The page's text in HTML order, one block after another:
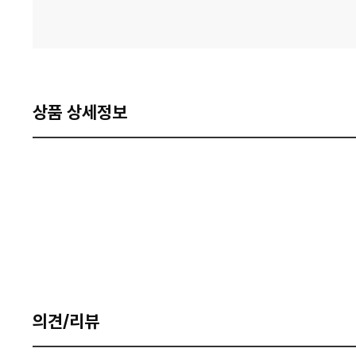
상품 상세정보
의견/리뷰